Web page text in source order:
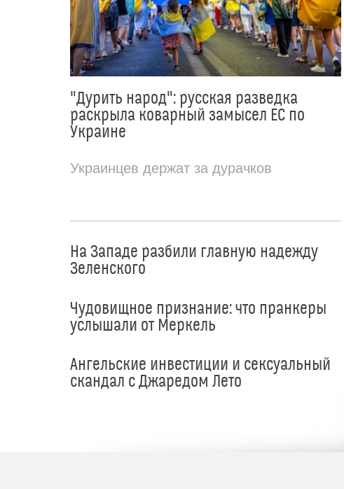
"Дурить народ": русская разведка
раскрыла коварный замысел ЕС по
Украине
Украинцев держат за дурачков
На Западе разбили главную надежду
Зеленского
Чудовищное признание: что пранкеры
услышали от Меркель
Ангельские инвестиции и сексуальный
скандал с Джаредом Лето